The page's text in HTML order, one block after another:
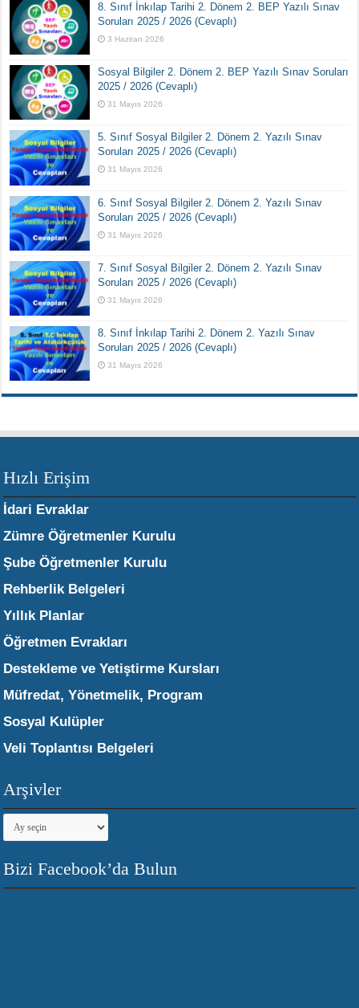
8. Sınıf İnkılap Tarihi 2. Dönem 2. BEP Yazılı Sınav
Soruları 2025 / 2026 (Cevaplı)
3 Haziran 2026
Sosyal Bilgiler 2. Dönem 2. BEP Yazılı Sınav Soruları
2025 / 2026 (Cevaplı)
31 Mayıs 2026
5. Sınıf Sosyal Bilgiler 2. Dönem 2. Yazılı Sınav
Soruları 2025 / 2026 (Cevaplı)
31 Mayıs 2026
6. Sınıf Sosyal Bilgiler 2. Dönem 2. Yazılı Sınav
Soruları 2025 / 2026 (Cevaplı)
31 Mayıs 2026
7. Sınıf Sosyal Bilgiler 2. Dönem 2. Yazılı Sınav
Soruları 2025 / 2026 (Cevaplı)
31 Mayıs 2026
8. Sınıf İnkılap Tarihi 2. Dönem 2. Yazılı Sınav
Soruları 2025 / 2026 (Cevaplı)
31 Mayıs 2026
Hızlı Erişim
İdari Evraklar
Zümre Öğretmenler Kurulu
Şube Öğretmenler Kurulu
Rehberlik Belgeleri
Yıllık Planlar
Öğretmen Evrakları
Destekleme ve Yetiştirme Kursları
Müfredat, Yönetmelik, Program
Sosyal Kulüpler
Veli Toplantısı Belgeleri
Arşivler
Arşivler
Bizi Facebook’da Bulun